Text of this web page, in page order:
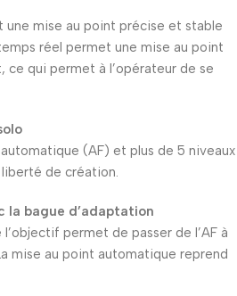
une mise au point précise et stable
réel permet une mise au point
ce qui permet à l’opérateur de se
(AF) et plus de 5 niveaux
de création.
la bague d’adaptation
permet de passer de l’AF à
mise au point automatique reprend